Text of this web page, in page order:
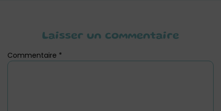
Laisser un commentaire
Commentaire *